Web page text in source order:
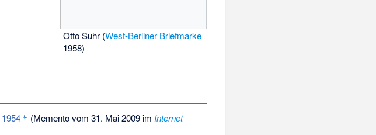
Otto Suhr (West-Berliner Briefmarke
1958)
(Mementovom 31. Mai 2009 im Internet